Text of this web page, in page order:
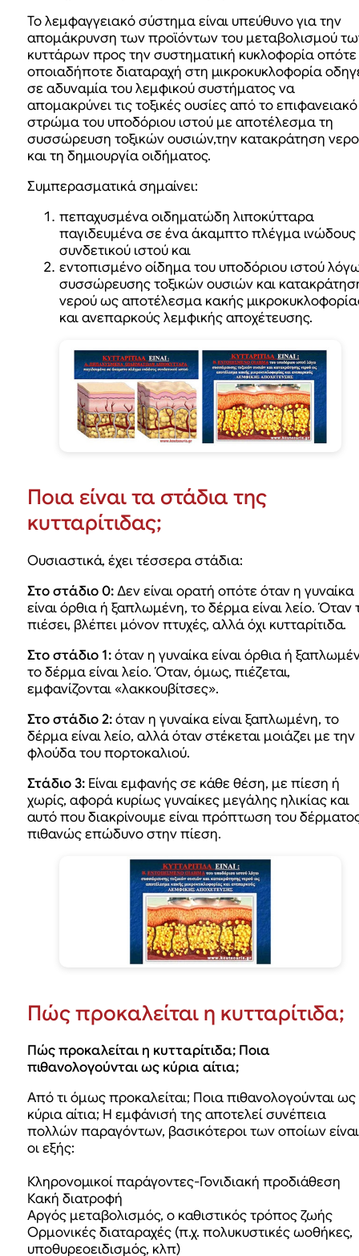
Το λεμφαγγειακό σύστημα είναι υπεύθυνο για την
απομάκρυνση των προϊόντων του μεταβολισμού
κυττάρων προς την συστηματική κυκλοφορία οπότε
οποιαδήποτε διαταραχή στη μικροκυκλοφορία
σε αδυναμία του λεμφικού συστήματος να
απομακρύνει τις τοξικές ουσίες από το επιφανειακό
στρώμα του υποδόριου ιστού με αποτέλεσμα τη
συσσώρευση τοξικών ουσιών,την κατακράτηση
και τη δημιουργία οιδήματος.
Συμπερασματικά σημαίνει:
πεπαχυσμένα οιδηματώδη λιποκύτταρα
παγιδευμένα σε ένα άκαμπτο πλέγμα ινώδους
συνδετικού ιστού και
εντοπισμένο οίδημα του υποδόριου ιστού
συσσώρευσης τοξικών ουσιών και
νερού ως αποτέλεσμα κακής
και ανεπαρκούς λεμφικής αποχέτευσης.
Ποια είναι τα στάδια της
κυτταρίτιδας;
Ουσιαστικά, έχει τέσσερα στάδια:
Στο στάδιο 0:Δεν είναι ορατή οπότε όταν η γυναίκα
είναι όρθια ή ξαπλωμένη, το δέρμα είναι λείο. Όταν
πιέσει, βλέπει μόνον πτυχές, αλλά όχι κυτταρίτιδα.
Στο στάδιο 1:όταν η γυναίκα είναι όρθια ή
το δέρμα είναι λείο. Όταν, όμως, πιέζεται,
εμφανίζονται «λακκουβίτσες».
Στο στάδιο 2:όταν η γυναίκα είναι ξαπλωμένη, το
δέρμα είναι λείο, αλλά όταν στέκεται μοιάζει με την
φλούδα του πορτοκαλιού.
Στάδιο 3:Είναι εμφανής σε κάθε θέση, με πίεση ή
χωρίς, αφορά κυρίως γυναίκες μεγάλης ηλικίας και
αυτό που διακρίνουμε είναι πρόπτωση του
πιθανώς επώδυνο στην πίεση.
Πώς προκαλείται η κυτταρίτιδα;
Πώς προκαλείται η κυτταρίτιδα; Ποια
πιθανολογούνται ως κύρια αίτια;
Από τι όμως προκαλείται; Ποια πιθανολογούνται ως
κύρια αίτια; Η εμφάνισή της αποτελεί συνέπεια
πολλών παραγόντων, βασικότεροι των οποίων είναι
οι εξής:
Κληρονομικοί παράγοντες-Γονιδιακή προδιάθεση
Κακή διατροφή
Αργός μεταβολισμός, ο καθιστικός τρόπος ζωής
Ορμονικές διαταραχές (π.χ. πολυκυστικές ωοθήκες,
υποθυρεοειδισμός, κλπ)